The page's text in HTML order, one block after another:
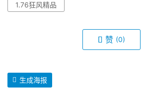
1.76狂风精品
赞 (0)
生成海报